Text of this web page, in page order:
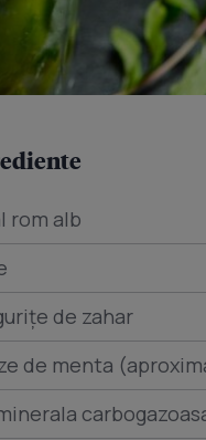
rom alb
de zahar
de menta